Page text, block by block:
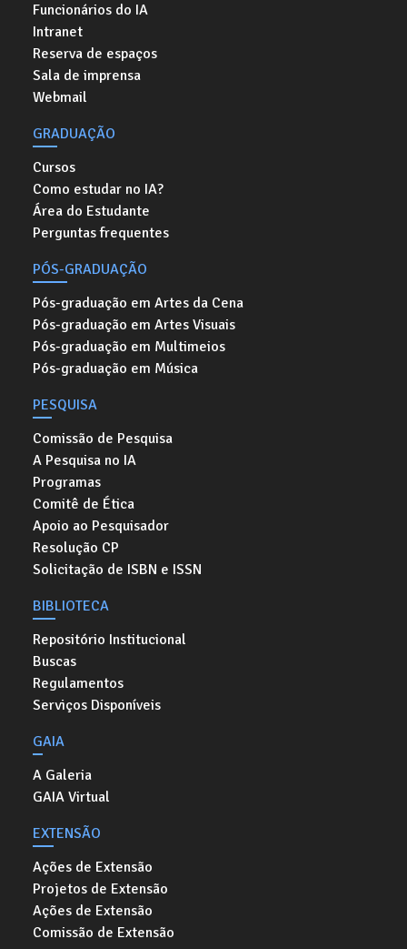
Funcionários do IA
Intranet
Reserva de espaços
Sala de imprensa
Webmail
GRADUAÇÃO
Cursos
Como estudar no IA?
Área do Estudante
Perguntas frequentes
PÓS-GRADUAÇÃO
Pós-graduação em Artes da Cena
Pós-graduação em Artes Visuais
Pós-graduação em Multimeios
Pós-graduação em Música
PESQUISA
Comissão de Pesquisa
A Pesquisa no IA
Programas
Comitê de Ética
Apoio ao Pesquisador
Resolução CP
Solicitação de ISBN e ISSN
BIBLIOTECA
Repositório Institucional
Buscas
Regulamentos
Serviços Disponíveis
GAIA
A Galeria
GAIA Virtual
EXTENSÃO
Ações de Extensão
Projetos de Extensão
Ações de Extensão
Comissão de Extensão